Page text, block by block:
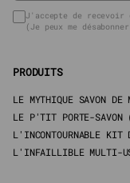
J'accepte de recevoir
(Je peux me
PRODUITS
LE MYTHIQUE SAVON DE
LE P'TIT PORTE-
L'INCONTOURNABLE KIT
L'INFAILLIBLE MULTI-